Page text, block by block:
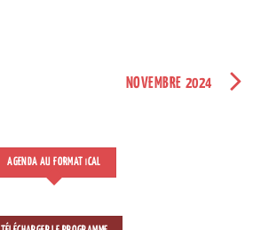
NOVEMBRE 2024
AGENDA AU FORMAT CAL